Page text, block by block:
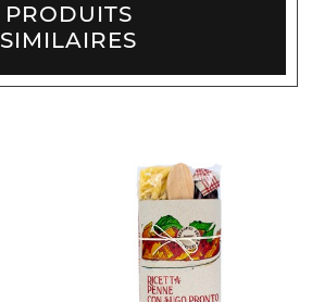
PRODUITS
SIMILAIRES